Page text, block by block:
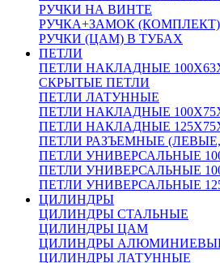
РУЧКИ НА ВИНТЕ
РУЧКА+ЗАМОК (КОМПЛЕКТ)
РУЧКИ (ЦАМ) В ТУБАХ
ПЕТЛИ
ПЕТЛИ НАКЛАДНЫЕ
СКРЫТЫЕ ПЕТЛИ
ПЕТЛИ ЛАТУННЫЕ
ПЕТЛИ НАКЛАДНЫЕ
ПЕТЛИ НАКЛАДНЫЕ
ПЕТЛИ РАЗЪЕМНЫЕ
ПЕТЛИ УНИВЕРСАЛЬНЫЕ
ПЕТЛИ УНИВЕРСАЛЬНЫЕ
ПЕТЛИ УНИВЕРСАЛЬНЫЕ
ЦИЛИНДРЫ
ЦИЛИНДРЫ СТАЛЬНЫЕ
ЦИЛИНДРЫ ЦАМ
ЦИЛИНДРЫ
ЦИЛИНДРЫ ЛАТУННЫЕ